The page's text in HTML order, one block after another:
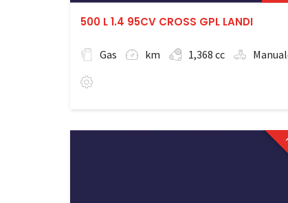
500 L 1.4 95CV CROSS GPL LANDI
Gas km 1,368 cc